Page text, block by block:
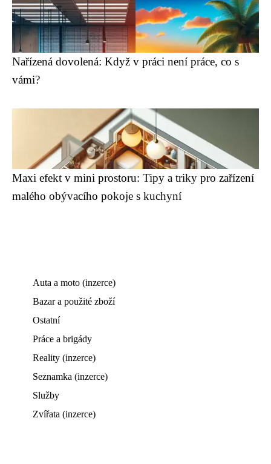
Nařízená dovolená: Když v práci není práce, co s
vámi?
Maxi efekt v mini prostoru: Tipy a triky pro zařízení
malého obývacího pokoje s kuchyní
Auta a moto (inzerce)
Bazar a použité zboží
Ostatní
Práce a brigády
Reality (inzerce)
Seznamka (inzerce)
Služby
Zvířata (inzerce)